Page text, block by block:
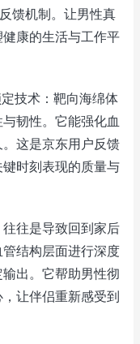
馈机制。让男性真
康的生活与工作平
技术：靶向海绵体
韧性。它能强化血
这是京东用户反馈
时刻表现的质量与
往是导致回到家后
结构层面进行深度
出。它帮助男性彻
让伴侣重新感受到